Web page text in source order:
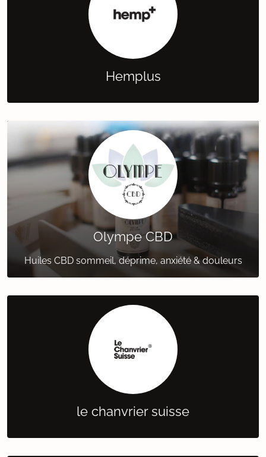
Hemplus
Olympe CBD
Huiles CBD sommeil, déprime, anxiété & douleurs
le chanvrier suisse